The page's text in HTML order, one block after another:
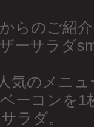
らのご紹
ーサラダ
気のメニュ
ーコンを1
ラダ。